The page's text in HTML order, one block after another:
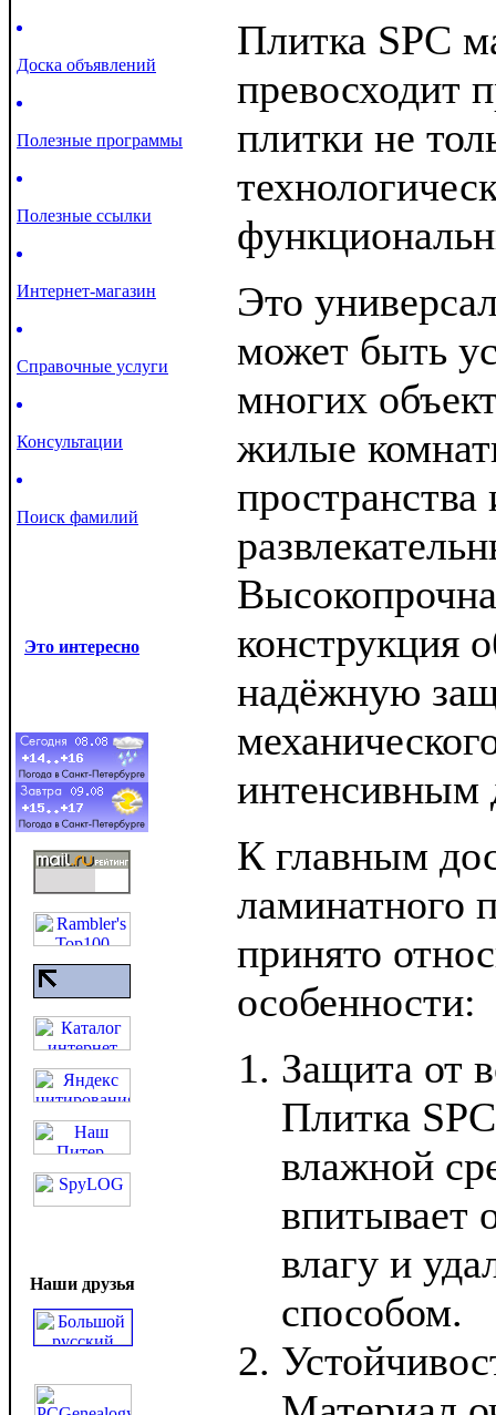
Доска объявлений
Полезные программы
Полезные ссылки
Интернет-магазин
Справочные услуги
Консультации
Поиск фамилий
Это интересно
Наши друзья
Плитка SPC
превосходит
плитки не
Это
может быть
многих
жилые
конструкция
надёжную
интенсивным
К главным
ламинатного
принято
особенности:
Защита от
Плитка
влажной
впитывает
влагу и
способом.